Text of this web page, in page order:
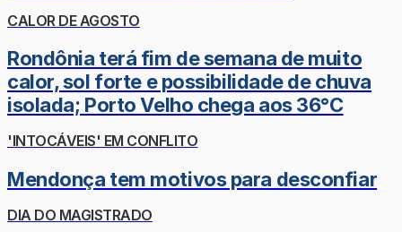
CALOR DE AGOSTO
Rondônia terá fim de semana de muito
calor, sol forte e possibilidade de chuva
isolada; Porto Velho chega aos 36°C
'INTOCÁVEIS' EM CONFLITO
Mendonça tem motivos para desconfiar
DIA DO MAGISTRADO